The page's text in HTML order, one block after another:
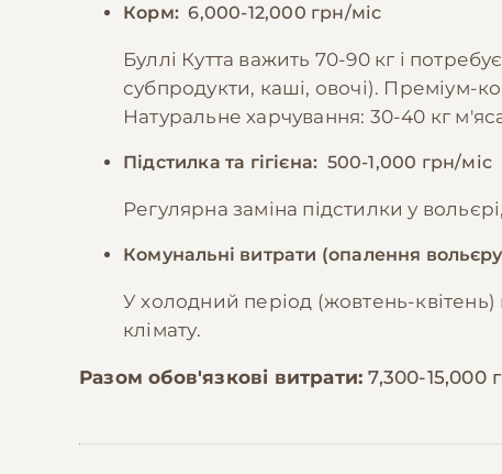
Корм: 6,000-12,000 грн/міс
Буллі Кутта важить 70-90 кг і
субпродукти, каші, овочі). Преміум-
Натуральне харчування: 30-40 кг
Підстилка та гігієна: 500-1,000 грн/міс
Регулярна заміна підстилки у
Комунальні витрати (опалення
У холодний період (жовтень-
клімату.
Разом обов'язкові витрати:7,300-15,000